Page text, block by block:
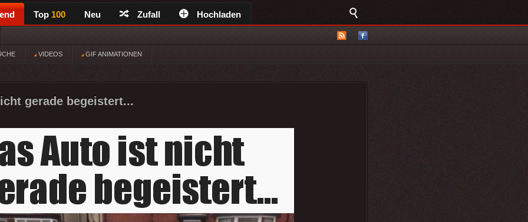
Top 100 Neu Zufall Hochladen
VIDEOS GIF ANIMATIONEN
gerade begeistert...